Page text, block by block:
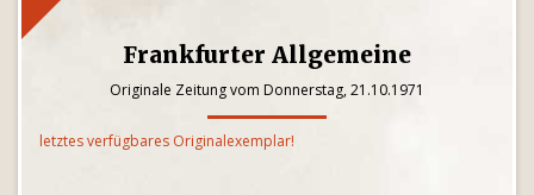
Frankfurter Allgemeine
Originale Zeitung vom Donnerstag, 21.10.1971
letztes verfügbares Originalexemplar!